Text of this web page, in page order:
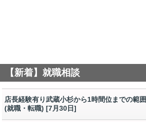
【新着】就職相談
店長経験有り武蔵小杉から1時間位までの範囲
(就職・転職) [7月30日]